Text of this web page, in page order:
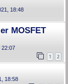
18:48
MOSFET
22:07
1 2
18:58